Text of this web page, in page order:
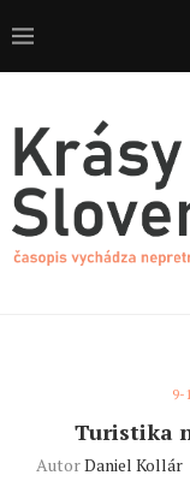
9-
Turistika
AutorDaniel Kollár